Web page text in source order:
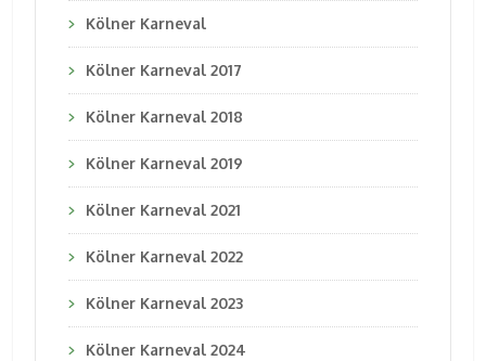
Kölner Karneval
Kölner Karneval 2017
Kölner Karneval 2018
Kölner Karneval 2019
Kölner Karneval 2021
Kölner Karneval 2022
Kölner Karneval 2023
Kölner Karneval 2024